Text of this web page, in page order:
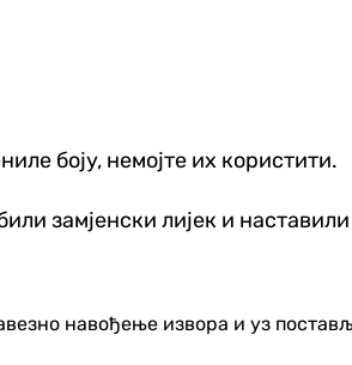
боју, немојте их користити.
замјенски лијек и наставили
навођење извора и уз